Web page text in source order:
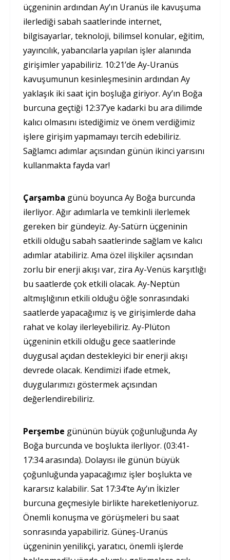
üçgeninin ardından Ay’ın Uranüs ile kavuşuma
ilerlediği sabah saatlerinde internet,
bilgisayarlar, teknoloji, bilimsel konular, eğitim,
yayıncılık, yabancılarla yapılan işler alanında
girişimler yapabiliriz. 10:21’de Ay-Uranüs
kavuşumunun kesinleşmesinin ardından Ay
yaklaşık iki saat için boşluğa giriyor. Ay’ın Boğa
burcuna geçtiği 12:37’ye kadarki bu ara dilimde
kalıcı olmasını istediğimiz ve önem verdiğimiz
işlere girişim yapmamayı tercih edebiliriz.
Sağlamcı adımlar açısından günün ikinci yarısını
kullanmakta fayda var!
Çarşamba günü boyunca Ay Boğa burcunda
ilerliyor. Ağır adımlarla ve temkinli ilerlemek
gereken bir gündeyiz. Ay-Satürn üçgeninin
etkili olduğu sabah saatlerinde sağlam ve kalıcı
adımlar atabiliriz. Ama özel ilişkiler açısından
zorlu bir enerji akışı var, zira Ay-Venüs karşıtlığı
bu saatlerde çok etkili olacak. Ay-Neptün
altmışlığının etkili olduğu öğle sonrasındaki
saatlerde yapacağımız iş ve girişimlerde daha
rahat ve kolay ilerleyebiliriz. Ay-Plüton
üçgeninin etkili olduğu gece saatlerinde
duygusal açıdan destekleyici bir enerji akışı
devrede olacak. Kendimizi ifade etmek,
duygularımızı göstermek açısından
değerlendirebiliriz.
Perşembe gününün büyük çoğunluğunda Ay
Boğa burcunda ve boşlukta ilerliyor. (03:41-
17:34 arasında). Dolayısı ile günün büyük
çoğunluğunda yapacağımız işler boşlukta ve
kararsız kalabilir. Sat 17:34’te Ay’ın İkizler
burcuna geçmesiyle birlikte hareketleniyoruz.
Önemli konuşma ve görüşmeleri bu saat
sonrasında yapabiliriz. Güneş-Uranüs
üçgeninin yenilikçi, yaratıcı, önemli işlerde